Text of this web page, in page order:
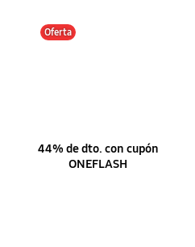
Oferta
44% de dto. con cupón
ONEFLASH